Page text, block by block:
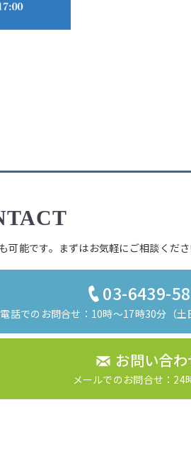
可能です。まずはお気軽にご相談くださ
03-6439-
話でのお問合せ：10時～17時30分 （
お問い合わ
メールでのお問合せ：24